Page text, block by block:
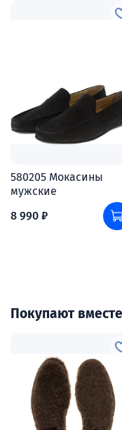
580205 Мокасины
мужские
8 990 ₽
Покупают вместе